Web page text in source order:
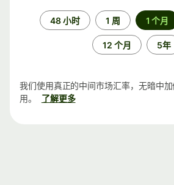
48 小时 1 周 1 个月
12 个月 5年
我们使用真正的中间市场汇率，无暗中
用。
了解更多